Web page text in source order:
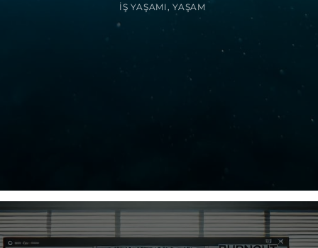
İŞ YAŞAMI ,YAŞAM